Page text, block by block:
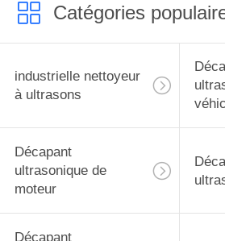
Catégories
industrielle nettoyeur
à ultrasons
Décapant
ultrasonique de
moteur
Décapant